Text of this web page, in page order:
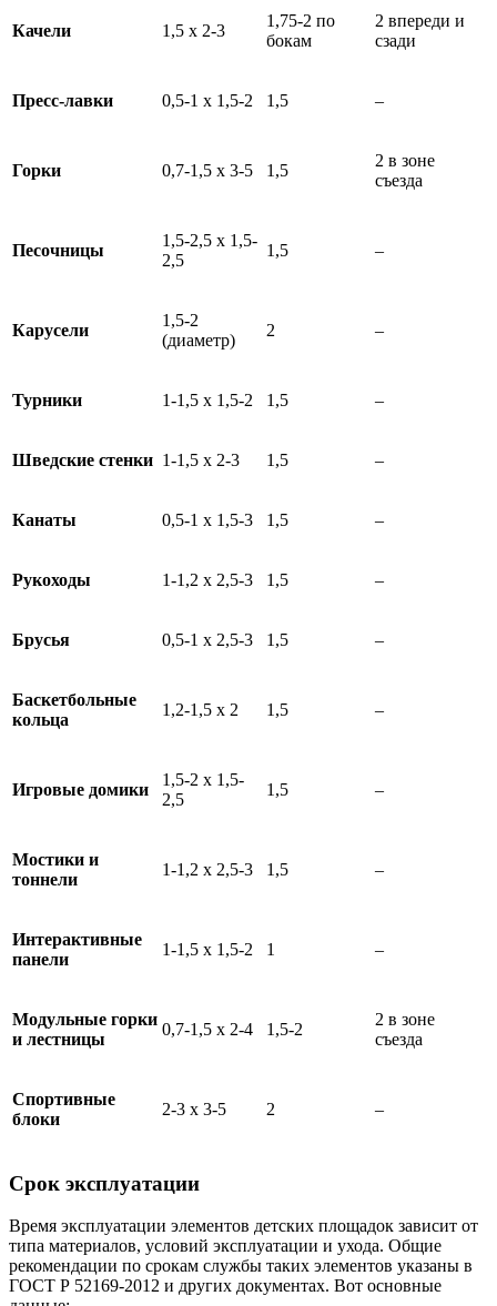
Качели 1,5 х 2-3
1,75-2 по
бокам
2 впереди и
сзади
Пресс-лавки 0,5-1 х 1,5-2 1,5 –
Горки 0,7-1,5 х 3-5 1,5
2 в зоне
съезда
Песочницы
1,5-2,5 х 1,5-
2,5
1,5 –
Карусели
1,5-2
(диаметр)
2 –
Турники 1-1,5 х 1,5-2 1,5 –
Шведские стенки 1-1,5 х 2-3 1,5 –
Канаты 0,5-1 х 1,5-3 1,5 –
Рукоходы 1-1,2 х 2,5-3 1,5 –
Брусья 0,5-1 х 2,5-3 1,5 –
Баскетбольные
кольца
1,2-1,5 х 2 1,5 –
Игровые домики
1,5-2 х 1,5-
2,5
1,5 –
Мостики и
тоннели
1-1,2 х 2,5-3 1,5 –
Интерактивные
панели
1-1,5 х 1,5-2 1 –
Модульные горки
и лестницы
0,7-1,5 х 2-4 1,5-2
2 в зоне
съезда
Спортивные
блоки
2-3 х 3-5 2 –
Срок эксплуатации
Время эксплуатации элементов детских площадок зависит от
типа материалов, условий эксплуатации и ухода. Общие
рекомендации по срокам службы таких элементов указаны в
ГОСТ Р 52169-2012 и других документах. Вот основные